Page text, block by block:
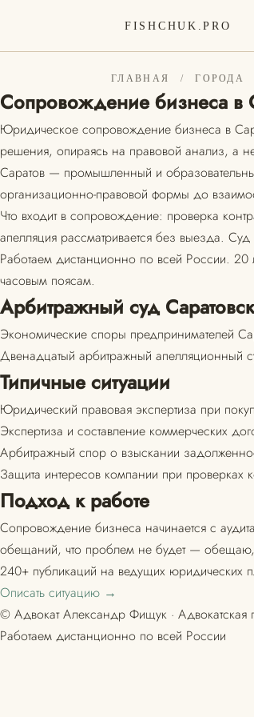
FISHCHUK.PRO
ГЛАВНАЯ / ГОРОДА
Сопровождение бизнеса в
Юридическое сопровождение бизнеса в
решения, опираясь на правовой анализ, а
Саратов — промышленный и
организационно-правовой формы до
Что входит в сопровождение: проверка
апелляция рассматривается без выезда.
Работаем дистанционно по всей России. 20
часовым поясам.
Арбитражный суд
Экономические споры предпринимателей
Двенадцатый арбитражный апелляционный
Типичные ситуации
Юридический правовая экспертиза при
Экспертиза и составление коммерческих
Арбитражный спор о взыскании
Защита интересов компании при проверках
Подход к работе
Сопровождение бизнеса начинается с
обещаний, что проблем не будет — обещаю,
240+ публикаций на ведущих
Описать ситуацию →
© Адвокат Александр Фищук · Адвокатская
Работаем дистанционно по всей России